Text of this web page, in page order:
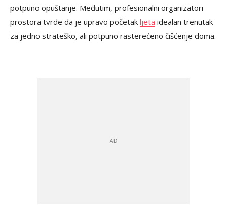
potpuno opuštanje. Međutim, profesionalni organizatori
prostora tvrde da je upravo početak ljeta idealan trenutak
za jedno strateško, ali potpuno rasterećeno čišćenje doma.